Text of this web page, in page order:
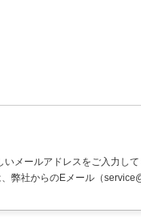
メールアドレスをご入力し
弊社からのEメール（